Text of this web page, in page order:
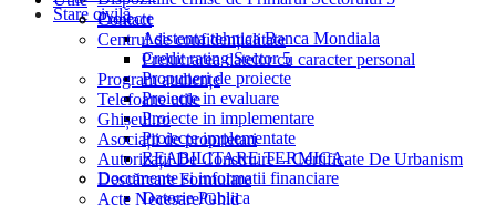
Stare civilă
Proiecte
Asistenta tehnica Banca Mondiala
Credit rating Sector 5
Propuneri de proiecte
Proiecte in evaluare
Proiecte in implementare
Proiecte implementate
REABILITARE TERMICA
Documente si informatii financiare
Datorie Publica
Contact
Centrul de confidențialitate
Prelucrarea datelor cu caracter personal
Program audiențe
Telefoane utile
Ghișeul.ro
Asociații de proprietari
Autorizații De Construire – Certificate De Urbanism
Descărcare Formulare
Acte Necesare/Ghid